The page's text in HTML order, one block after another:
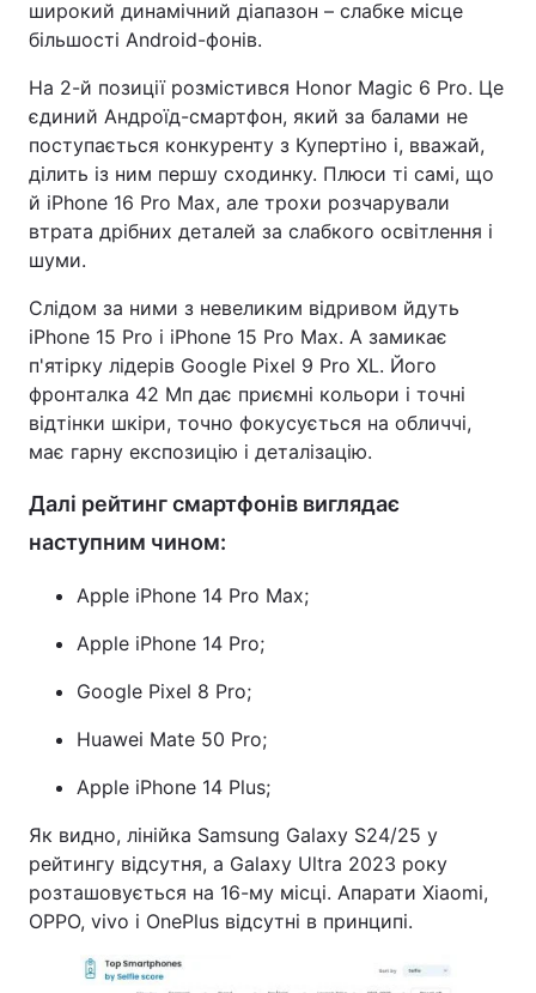
широкий динамічний діапазон – слабке місце
більшості Android-фонів.
На 2-й позиції розмістився Honor Magic 6 Pro. Це
єдиний Андроїд-смартфон, який за балами не
поступається конкуренту з Купертіно і, вважай,
ділить із ним першу сходинку. Плюси ті самі, що
й iPhone 16 Pro Max, але трохи розчарували
втрата дрібних деталей за слабкого освітлення і
шуми.
Слідом за ними з невеликим відривом йдуть
iPhone 15 Pro і iPhone 15 Pro Max. А замикає
п'ятірку лідерів Google Pixel 9 Pro XL. Його
фронталка 42 Мп дає приємні кольори і точні
відтінки шкіри, точно фокусується на обличчі,
має гарну експозицію і деталізацію.
Далі рейтинг смартфонів виглядає
наступним чином:
Apple iPhone 14 Pro Max;
Apple iPhone 14 Pro;
Google Pixel 8 Pro;
Huawei Mate 50 Pro;
Apple iPhone 14 Plus;
Як видно, лінійка Samsung Galaxy S24/25 у
рейтингу відсутня, а Galaxy Ultra 2023 року
розташовується на 16-му місці. Апарати Xiaomi,
OPPO, vivo і OnePlus відсутні в принципі.